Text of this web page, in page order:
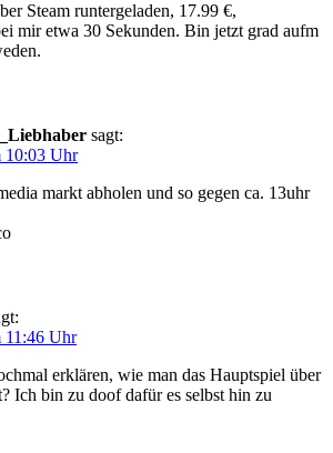
Steam runtergeladen, 17.99 €,
mir etwa 30 Sekunden. Bin jetzt grad aufm
sagt:
10:03 Uhr
markt abholen und so gegen ca. 13uhr
11:46 Uhr
erklären, wie man das Hauptspiel über
Ich bin zu doof dafür es selbst hin zu